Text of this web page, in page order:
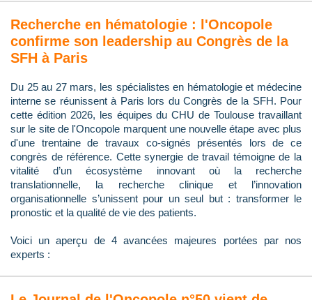
Recherche en hématologie : l'Oncopole
confirme son leadership au Congrès de la
SFH à Paris
Du 25 au 27 mars, les spécialistes en hématologie et médecine
interne se réunissent à Paris lors du Congrès de la SFH. Pour
cette édition 2026, les équipes du CHU de Toulouse travaillant
sur le site de l'Oncopole marquent une nouvelle étape avec plus
d'une trentaine de travaux co-signés présentés lors de ce
congrès de référence. Cette synergie de travail témoigne de la
vitalité d’un écosystème innovant où la recherche
translationnelle, la recherche clinique et l’innovation
organisationnelle s’unissent pour un seul but : transformer le
pronostic et la qualité de vie des patients.
Voici un aperçu de 4 avancées majeures portées par nos
experts :